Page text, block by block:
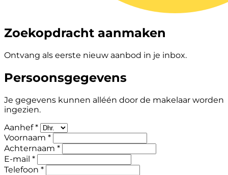
Zoekopdracht aanmaken
Ontvang als eerste nieuw aanbod in je inbox.
Persoonsgegevens
Je gegevens kunnen alléén door de makelaar worden
ingezien.
Aanhef *
Voornaam *
Achternaam *
E-mail *
Telefoon *